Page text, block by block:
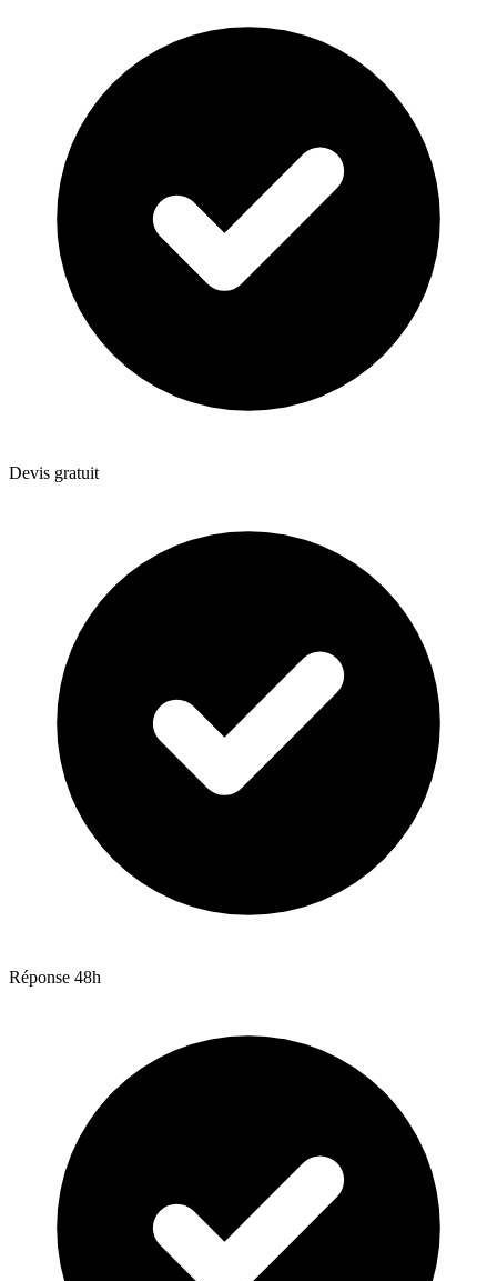
Devis gratuit
Réponse 48h